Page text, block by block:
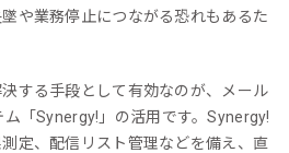
や業務停止につながる恐れもあるた
する手段として有効なのが、メール
「Synergy!」の活用です。Synergy!
定、配信リスト管理などを備え、直